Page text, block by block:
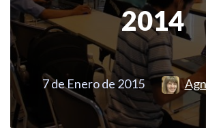
2014
7 de Enero de 2015